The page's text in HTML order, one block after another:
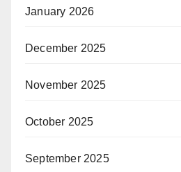
January 2026
December 2025
November 2025
October 2025
September 2025